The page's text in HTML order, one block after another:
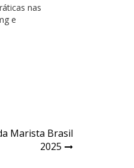
nas
e
Marista Brasil
2025